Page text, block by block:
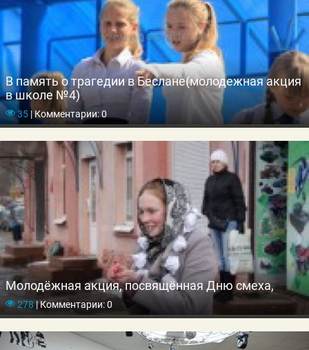
В память о трагедии в Беслане(молодежная акция
в школе №4)
35 |Комментарии: 0
Молодёжная акция, посвящённая Дню смеха,
278|Комментарии: 0